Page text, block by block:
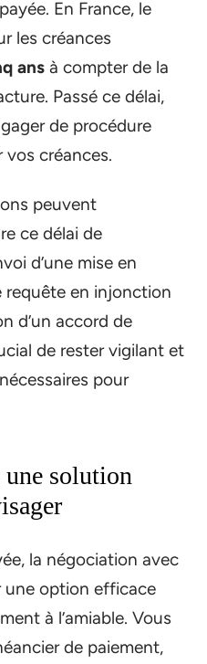
En France, le
les créances
ans à compter de la
Passé ce délai,
de procédure
vos créances.
peuvent
ce délai de
d’une mise en
requête en injonction
d’un accord de
de rester vigilant et
pour
solution
la négociation avec
une option efficace
à l’amiable. Vous
de paiement,